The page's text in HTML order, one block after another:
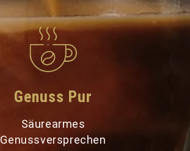
Genuss Pur
Säurearmes
Genussversprechen